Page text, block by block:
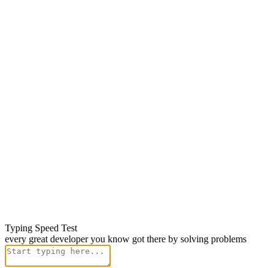
Typing Speed Test
every great developer you know got there by solving problems